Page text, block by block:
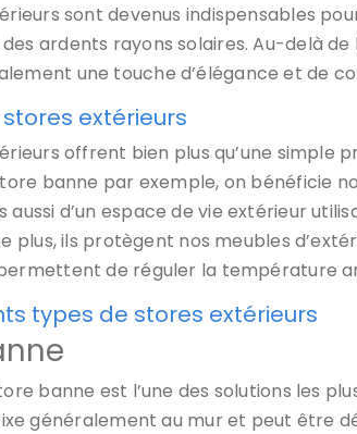
sont devenus indispensables
ardents rayons solaires. Au-delà
une touche d’élégance et de
stores extérieurs
offrent bien plus qu’une simple
banne par exemple, on bénéficie
aussi d’un espace de vie extérieur
plus, ils protègent nos meubles
de réguler la température
types de stores extérieurs
banne est l’une des solutions les
généralement au mur et peut être